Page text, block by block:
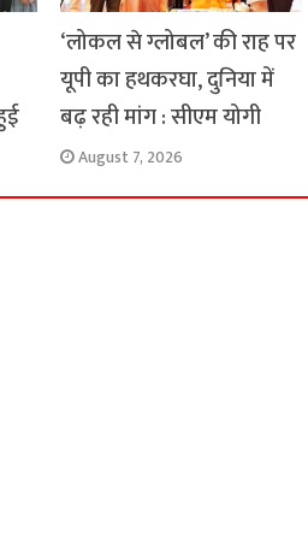
‘लोकल से ग्लोबल’ की राह पर
यूपी का हथकरघा, दुनिया में
बढ़ रही मांग : सीएम योगी
August 7, 2026